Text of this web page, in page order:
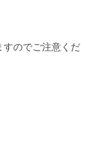
すのでご注意くだ